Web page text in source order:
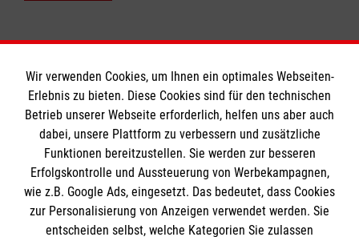
Informationen
Impressum
Datenschutz
Kontakt
Die Malteser
Wir verwenden Cookies, um Ihnen ein optimales Webseiten-
Erlebnis zu bieten. Diese Cookies sind für den technischen
Betrieb unserer Webseite erforderlich, helfen uns aber auch
dabei, unsere Plattform zu verbessern und zusätzliche
Funktionen bereitzustellen. Sie werden zur besseren
Erfolgskontrolle und Aussteuerung von Werbekampagnen,
wie z.B. Google Ads, eingesetzt. Das bedeutet, dass Cookies
zur Personalisierung von Anzeigen verwendet werden. Sie
entscheiden selbst, welche Kategorien Sie zulassen